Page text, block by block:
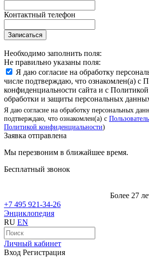
Контактный телефон
Записаться
Необходимо заполнить поля:
Не правильно указаны поля:
Я даю согласие на обработку
числе подтверждаю, что ознакомлен(а) с
конфиденциальности сайта и с
обработки и защиты персональных
Я даю согласие на обработку персональных
подтверждаю, что ознакомлен(а) с
Политикой конфиденциальности)
Заявка отправлена
Мы перезвоним в ближайшее время.
Бесплатный звонок
Более 27
+7 495 921-34-26
Энциклопедия
RU EN
Личный кабинет
Вход Регистрация